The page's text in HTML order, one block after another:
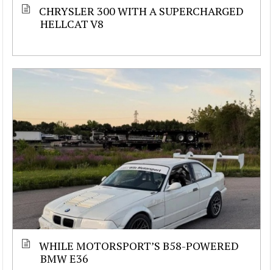
CHRYSLER 300 WITH A SUPERCHARGED
HELLCAT V8
WHILE MOTORSPORT’S B58-POWERED
BMW E36